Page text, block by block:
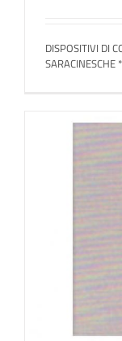
DISPOSITIVI DI